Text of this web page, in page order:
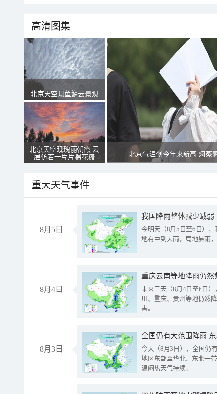
高清图集
北京天空现鱼鳞云景观
北京天空现瑰丽朝霞 云
层仿若一片片棉花糖
北京气温创今年来新高 焖蒸
重大天气事件
8月5日
我国降雨整体减少减弱
今明天（8月5日至6日）
地有中到大雨，局地暴雨
8月4日
重庆云南等地降雨仍然
未来三天（8月4日至6日
川、重庆、贵州等地仍然
害。
8月3日
全国仍有大范围降雨
今天（8月3日），全国仍
地区东部至华北、东北一
温闷热天气持续。